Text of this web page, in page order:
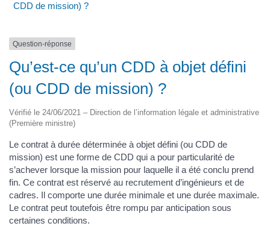
CDD de mission) ?
Question-réponse
Qu’est-ce qu’un CDD à objet défini
(ou CDD de mission) ?
Vérifié le 24/06/2021 – Direction de l’information légale et administrative
(Première ministre)
Le contrat à durée déterminée à objet défini (ou CDD de
mission) est une forme de CDD qui a pour particularité de
s’achever lorsque la mission pour laquelle il a été conclu prend
fin. Ce contrat est réservé au recrutement d’ingénieurs et de
cadres. Il comporte une durée minimale et une durée maximale.
Le contrat peut toutefois être rompu par anticipation sous
certaines conditions.